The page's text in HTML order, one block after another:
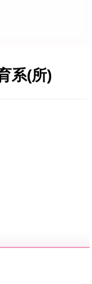
系(所)